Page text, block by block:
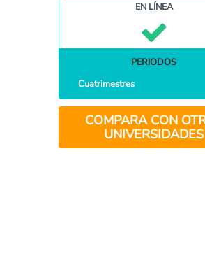
EN LÍNEA
PERIODOS
Cuatrimestres
COMPARA CON
UNIVERSIDADES